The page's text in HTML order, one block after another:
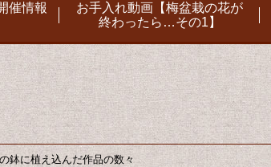
催情報
お手入れ動画【梅盆栽の花が
終わったら…その1】
鉢に植え込んだ作品の数々